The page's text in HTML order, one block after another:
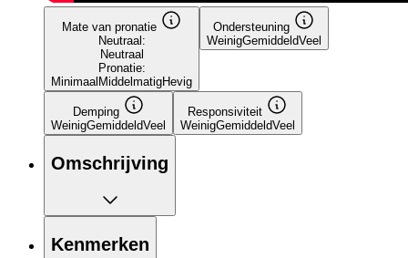
Mate van pronatie
Neutraal:
Neutraal
Pronatie:
Minimaal MiddelmatigHevig
Ondersteuning
WeinigGemiddeldVeel
Demping
WeinigGemiddeldVeel
Responsiviteit
WeinigGemiddeldVeel
Omschrijving
Kenmerken